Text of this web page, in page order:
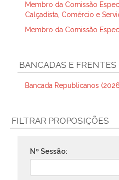
Membro da Comissão
Calçadista, Comércio e
Membro da Comissão
BANCADAS E FRENTES
Bancada Republicanos
FILTRAR PROPOSIÇÕES
Nº Sessão: